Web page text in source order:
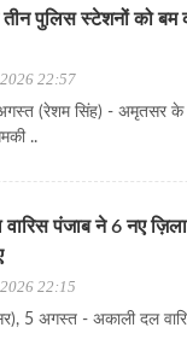
पुलिस स्टेशनों को बम
22:57
(रेशम सिंह) - अमृतसर के
..
पंजाब ने 6 नए
22:15
5 अगस्त - अकाली दल